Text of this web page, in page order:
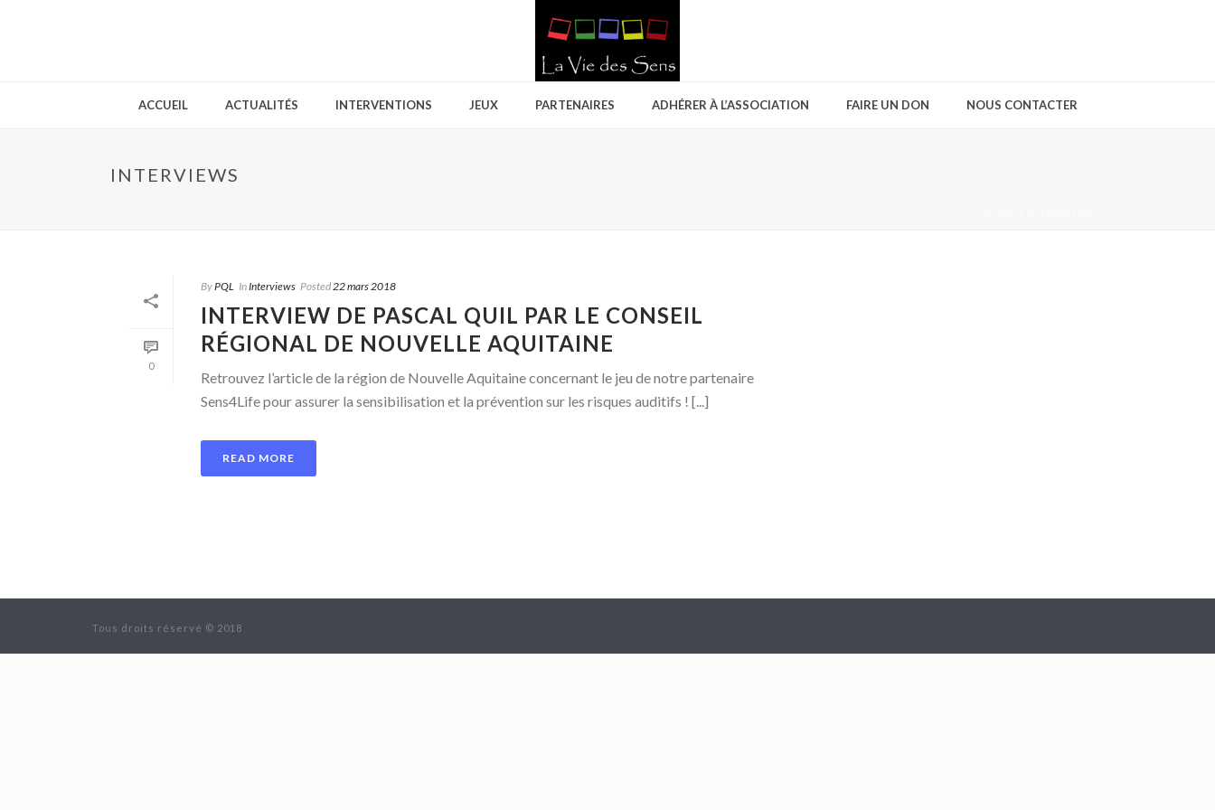
ACCUEIL ACTUALITÉS INTERVENTIONS JEUX PARTENAIRES ADHÉRER À L’ASSOCIATION FAIRE UN DON NOUS CONTACTER
INTERVIEWS
0
ByPQL InInterviews Posted22 mars 2018
INTERVIEW DE PASCAL QUIL PAR LE CONSEIL
RÉGIONAL DE NOUVELLE AQUITAINE
Retrouvez l’article de la région de Nouvelle Aquitaine concernant le jeu de notre partenaire
Sens4Life pour assurer la sensibilisation et la prévention sur les risques auditifs ! [...]
READ MORE
Tous droits réservé © 2018